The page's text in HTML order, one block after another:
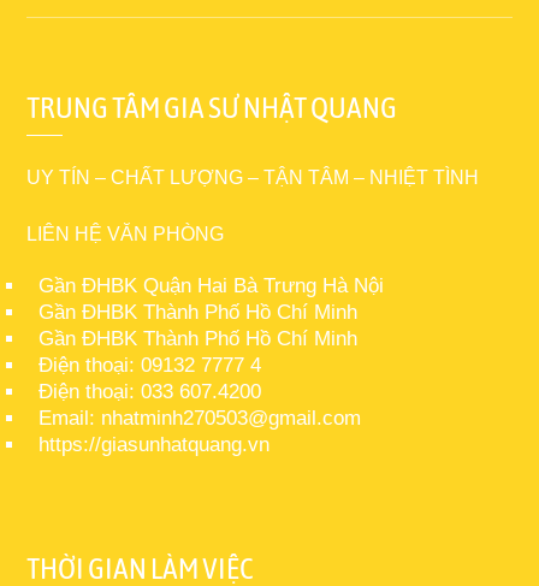
TRUNG TÂM GIA SƯ NHẬT QUANG
UY TÍN – CHẤT LƯỢNG – TẬN TÂM – NHIỆT TÌNH
LIÊN HỆ VĂN PHÒNG
Gần ĐHBK Quận Hai Bà Trưng Hà Nội
Gần ĐHBK Thành Phố Hồ Chí Minh
Gần ĐHBK Thành Phố Hồ Chí Minh
Điện thoại: 09132 7777 4
Điện thoại: 033 607.4200
Email: nhatminh270503@gmail.com
https://giasunhatquang.vn
THỜI GIAN LÀM VIỆC